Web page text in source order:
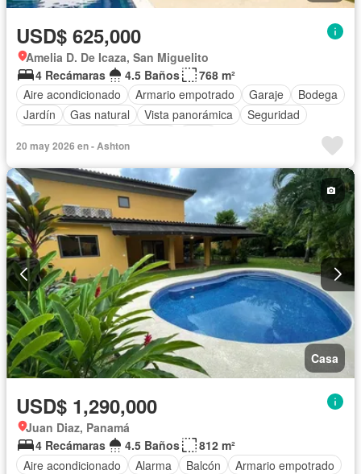
USD$ 625,000
Amelia D. De Icaza, San Miguelito
4 Recámaras
4.5 Baños
768 m²
Aire acondicionado
Armario empotrado Garaje
Bodega
Jardín
Gas natural Vista panorámica
Seguridad
20 may 2026 en - Ashton
Casa
USD$ 1,290,000
Juan Diaz, Panamá
4 Recámaras
4.5 Baños
812 m²
Aire acondicionado
Alarma Balcón
Armario empotrado